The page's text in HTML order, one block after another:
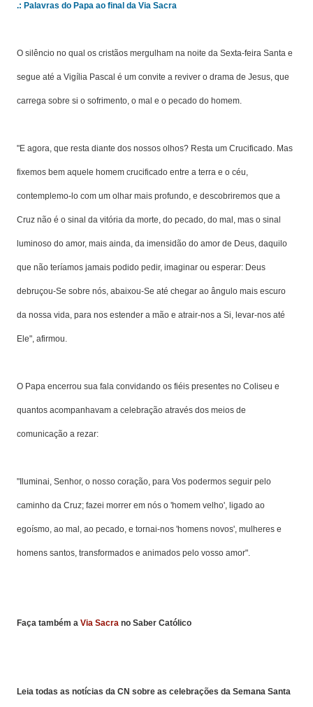
.: Palavras do Papa ao final da Via Sacra
O silêncio no qual os cristãos mergulham na noite da Sexta-feira Santa e
segue até a Vigília Pascal é um convite a reviver o drama de Jesus, que
carrega sobre si o sofrimento, o mal e o pecado do homem.
"E agora, que resta diante dos nossos olhos? Resta um Crucificado. Mas
fixemos bem aquele homem crucificado entre a terra e o céu,
contemplemo-lo com um olhar mais profundo, e descobriremos que a
Cruz não é o sinal da vitória da morte, do pecado, do mal, mas o sinal
luminoso do amor, mais ainda, da imensidão do amor de Deus, daquilo
que não teríamos jamais podido pedir, imaginar ou esperar: Deus
debruçou-Se sobre nós, abaixou-Se até chegar ao ângulo mais escuro
da nossa vida, para nos estender a mão e atrair-nos a Si, levar-nos até
Ele", afirmou.
O Papa encerrou sua fala convidando os fiéis presentes no Coliseu e
quantos acompanhavam a celebração através dos meios de
comunicação a rezar:
" Iluminai, Senhor, o nosso coração, para Vos podermos seguir pelo
caminho da Cruz; fazei morrer em nós o 'homem velho', ligado ao
egoísmo, ao mal, ao pecado, e tornai-nos 'homens novos', mulheres e
homens santos, transformados e animados pelo vosso amor".
Faça também a Via Sacra no Saber Católico
Leia todas as notícias da CN sobre as celebrações da Semana Santa